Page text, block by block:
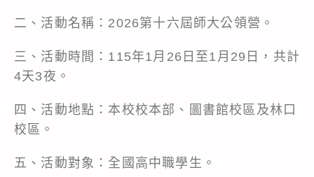
二、活動名稱：2026第十六屆師大公領營。
三、活動時間：115年1月26日至1月29日，共計
4天3夜。
四、活動地點：本校校本部、圖書館校區及林口
校區。
五、活動對象：全國高中職學生。